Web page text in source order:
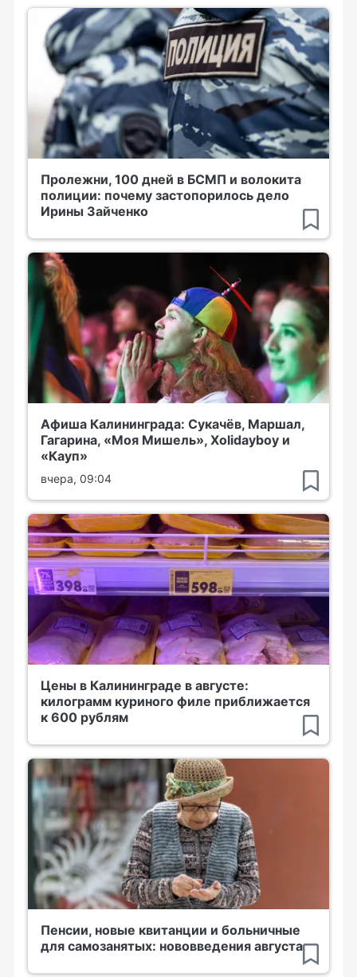
Пролежни, 100 дней в БСМП и волокита
полиции: почему застопорилось дело
Ирины Зайченко
Афиша Калининграда: Сукачёв, Маршал,
Гагарина, «Моя Мишель», Xolidayboy и
«Кауп»
вчера, 09:04
Цены в Калининграде в августе:
килограмм куриного филе приближается
к 600 рублям
Пенсии, новые квитанции и больничные
для самозанятых: нововведения августа